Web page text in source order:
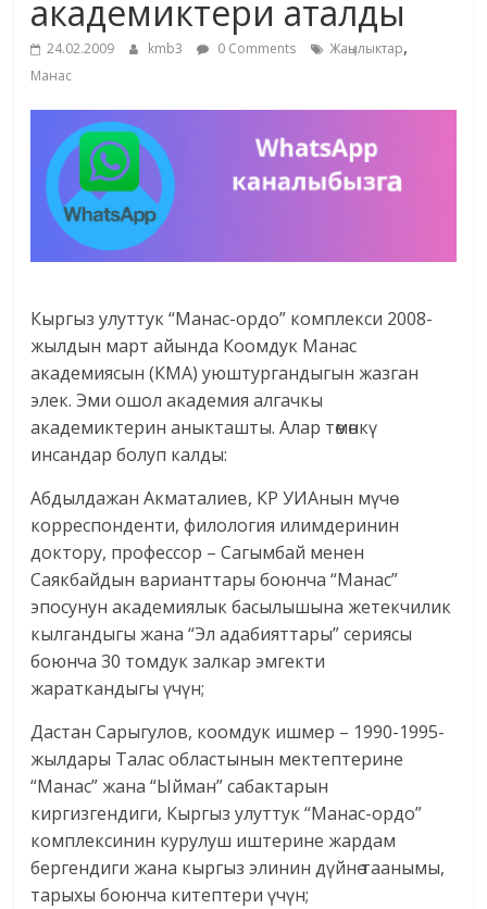
жана
адабияты
академиктери аталды
24.02.2009 kmb3 0 Comments Жаңылыктар,
Манас
Кыргыз улуттук “Манас-ордо” комплекси 2008-
жылдын март айында Коомдук Манас
академиясын (КМА) уюштургандыгын жазган
элек. Эми ошол академия алгачкы
академиктерин аныкташты. Алар төмөнкү
инсандар болуп калды:
Абдылдажан Акматалиев, КР УИАнын мүчө-
корреспонденти, филология илимдеринин
доктору, профессор – Сагымбай менен
Саякбайдын варианттары боюнча “Манас”
эпосунун академиялык басылышына жетекчилик
кылгандыгы жана “Эл адабияттары” сериясы
боюнча 30 томдук залкар эмгекти
жараткандыгы үчүн;
Дастан Сарыгулов, коомдук ишмер – 1990-1995-
жылдары Талас областынын мектептерине
“Манас” жана “Ыйман” сабактарын
киргизгендиги, Кыргыз улуттук “Манас-ордо”
комплексинин курулуш иштерине жардам
бергендиги жана кыргыз элинин дүйнө таанымы,
тарыхы боюнча китептери үчүн;